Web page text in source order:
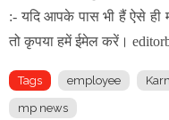
:- यदि आपके पास भी हैं ऐसे ही
तो कृपया हमें ईमेल करें।
Tags employee
mp news